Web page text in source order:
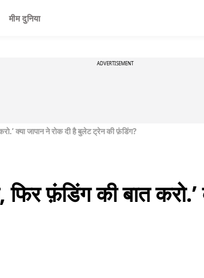
मीम दुनिया
ADVERTISEMENT
क्या जापान ने रोक दी है बुलेट ट्रेन की फ़ंडिंग?
फिर फ़ंडिंग की बात